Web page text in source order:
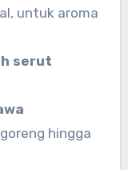
untuk aroma
serut
hingga